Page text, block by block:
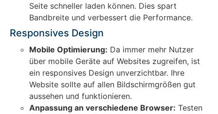
Seite schneller laden können. Dies spart
Bandbreite und verbessert die Performance.
Responsives Design
Mobile Optimierung: Da immer mehr Nutzer
über mobile Geräte auf Websites zugreifen, ist
ein responsives Design unverzichtbar. Ihre
Website sollte auf allen Bildschirmgrößen gut
aussehen und funktionieren.
Anpassung an verschiedene Browser: Testen